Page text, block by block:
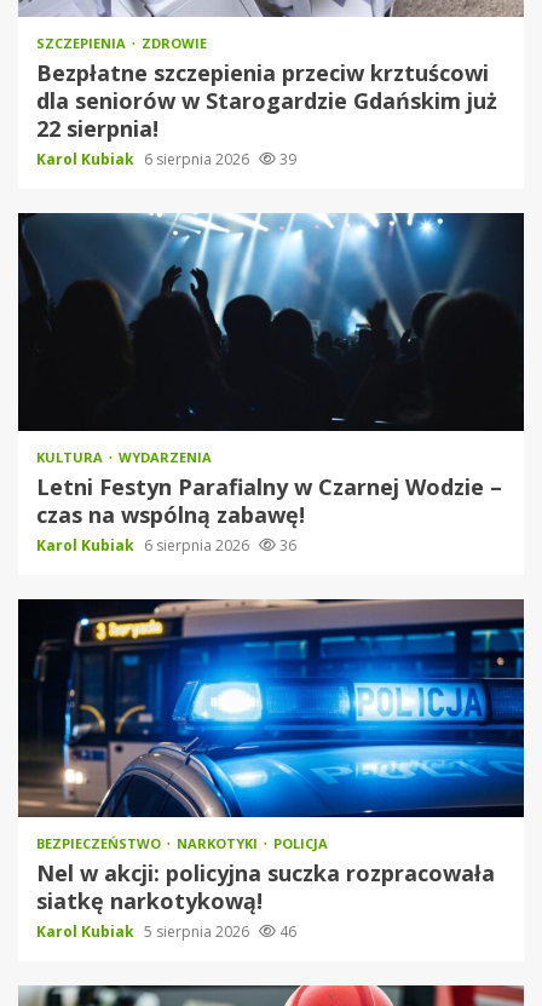
SZCZEPIENIA ZDROWIE
Bezpłatne szczepienia przeciw krztuścowi
dla seniorów w Starogardzie Gdańskim już
22 sierpnia!
Karol Kubiak 6 sierpnia 2026 39
KULTURA WYDARZENIA
Letni Festyn Parafialny w Czarnej Wodzie –
czas na wspólną zabawę!
Karol Kubiak 6 sierpnia 2026 36
BEZPIECZEŃSTWO NARKOTYKI POLICJA
Nel w akcji: policyjna suczka rozpracowała
siatkę narkotykową!
Karol Kubiak 5 sierpnia 2026 46